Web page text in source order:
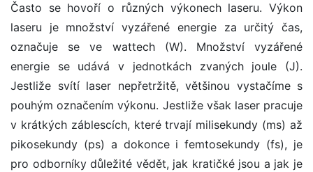
Často se hovoří o různých výkonech laseru. Výkon
laseru je množství vyzářené energie za určitý čas,
označuje se ve wattech (W). Množství vyzářené
energie se udává v jednotkách zvaných joule (J).
Jestliže svítí laser nepřetržitě, většinou vystačíme s
pouhým označením výkonu. Jestliže však laser pracuje
v krátkých záblescích, které trvají milisekundy (ms) až
pikosekundy (ps) a dokonce i femtosekundy (fs), je
pro odborníky důležité vědět, jak kratičké jsou a jak je